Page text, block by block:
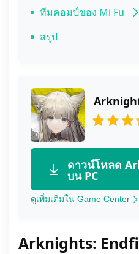
ทีมคอมป์ของ Mi Fu
ทีมระเบิดดาเมจกาย
ทีมเคลียร์ด่านสำหรั
สรุป
ดาวน์โหลด
บน PC
ดูเพิ่มเติมใน Game Center
Arknights: